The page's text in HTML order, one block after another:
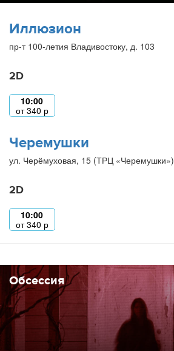
Иллюзион
пр-т 100-летия Владивостоку, д. 103
2D
10:00
от340 р
Черемушки
ул. Черёмуховая, 15 (ТРЦ «Черемушки»)
2D
10:00
от340 р
Обсессия